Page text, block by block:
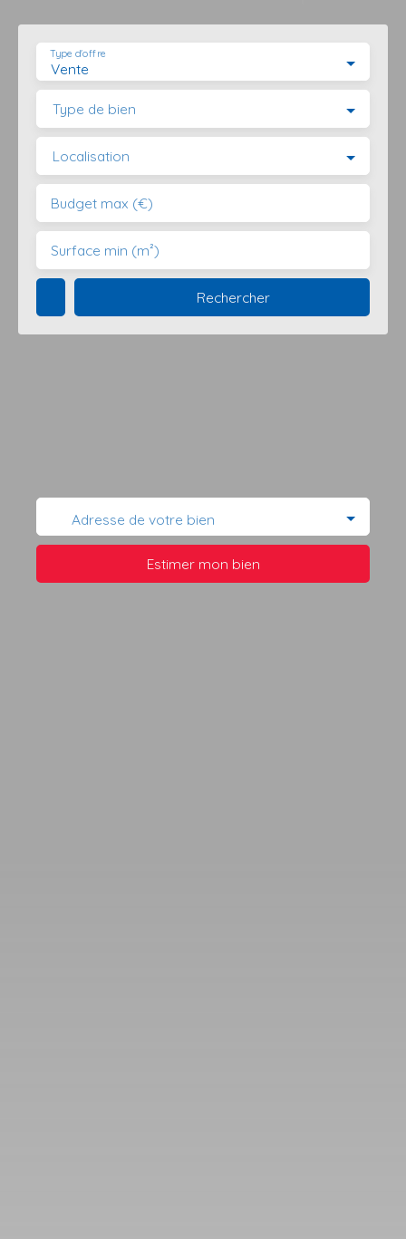
Vente
Type d'offre
Type de bien
Localisation
Budget max (€)
Surface min (m²)
Rechercher
Adresse de votre bien
Estimer mon bien